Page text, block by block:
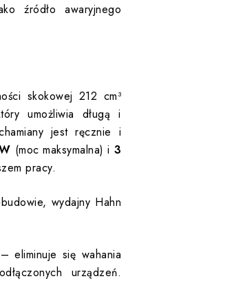
źródło awaryjnego
skokowej 212 cm³
umożliwia długą i
jest ręcznie i
(moc maksymalna) i 3
pracy.
wydajny Hahn
– eliminuje się wahania
urządzeń.